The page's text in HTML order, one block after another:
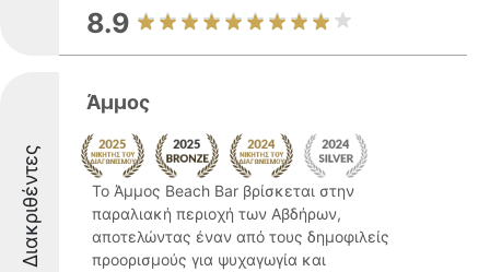
8.9
Διακριθέντες
Άμμος
Το Άμμος Beach Bar βρίσκεται στην
παραλιακή περιοχή των Αβδήρων,
αποτελώντας έναν από τους δημοφιλείς
προορισμούς για ψυχαγωγία και